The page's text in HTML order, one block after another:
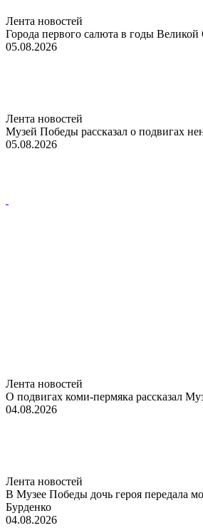
Лента новостей
Города первого салюта в годы Великой
05.08.2026
Лента новостей
Музей Победы рассказал о подвигах
05.08.2026
Лента новостей
О подвигах коми-пермяка рассказал
04.08.2026
Лента новостей
В Музее Победы дочь героя передала
Бурденко
04.08.2026